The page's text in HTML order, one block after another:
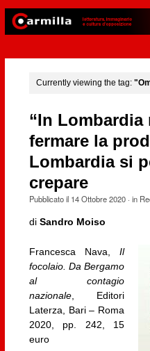
Currently viewing the tag:
“In
fermare la
Lombardia si
crepare
Pubblicato il 14 Ottobre 2020· in
di Sandro Moiso
Francesca Nava,Il
focolaio. Da Bergamo
al contagio
nazionale, Editori
Laterza, Bari – Roma
2020, pp. 242, 15
euro